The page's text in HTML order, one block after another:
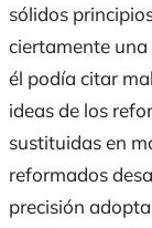
sólidos
ciertamente
él podía citar
ideas de los
sustituidas en
reformados
precisión